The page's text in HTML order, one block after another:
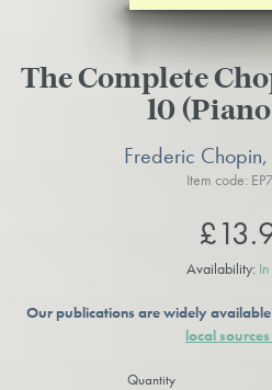
The Complete
10
Frederic
Item code:
Availability:
Our publications are widely
local
Quantity